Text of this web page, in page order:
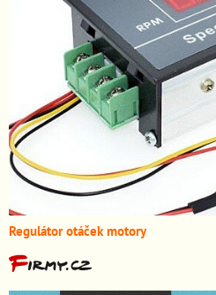
Regulátor otáček motory